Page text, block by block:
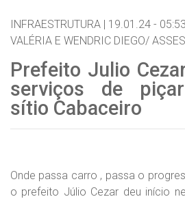
INFRAESTRUTURA | 19.01.24 -
VALÉRIA E WENDRIC DIEGO/
Prefeito Julio
serviços de
sítio Cabaceiro
Onde passa carro , passa o
o prefeito Júlio Cezar deu início